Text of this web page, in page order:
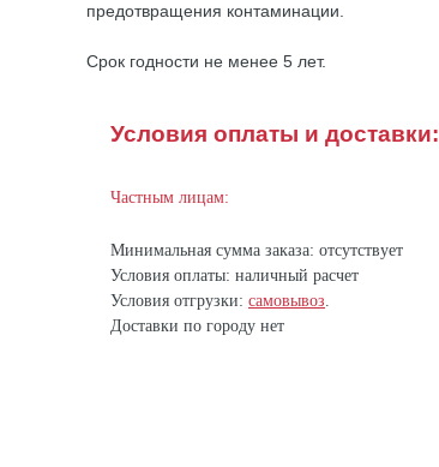
предотвращения контаминации.
Срок годности не менее 5 лет.
Условия оплаты и доставки:
Частным лицам:
Минимальная сумма заказа: отсутствует
Условия оплаты: наличный расчет
Условия отгрузки: самовывоз.
Доставки по городу нет